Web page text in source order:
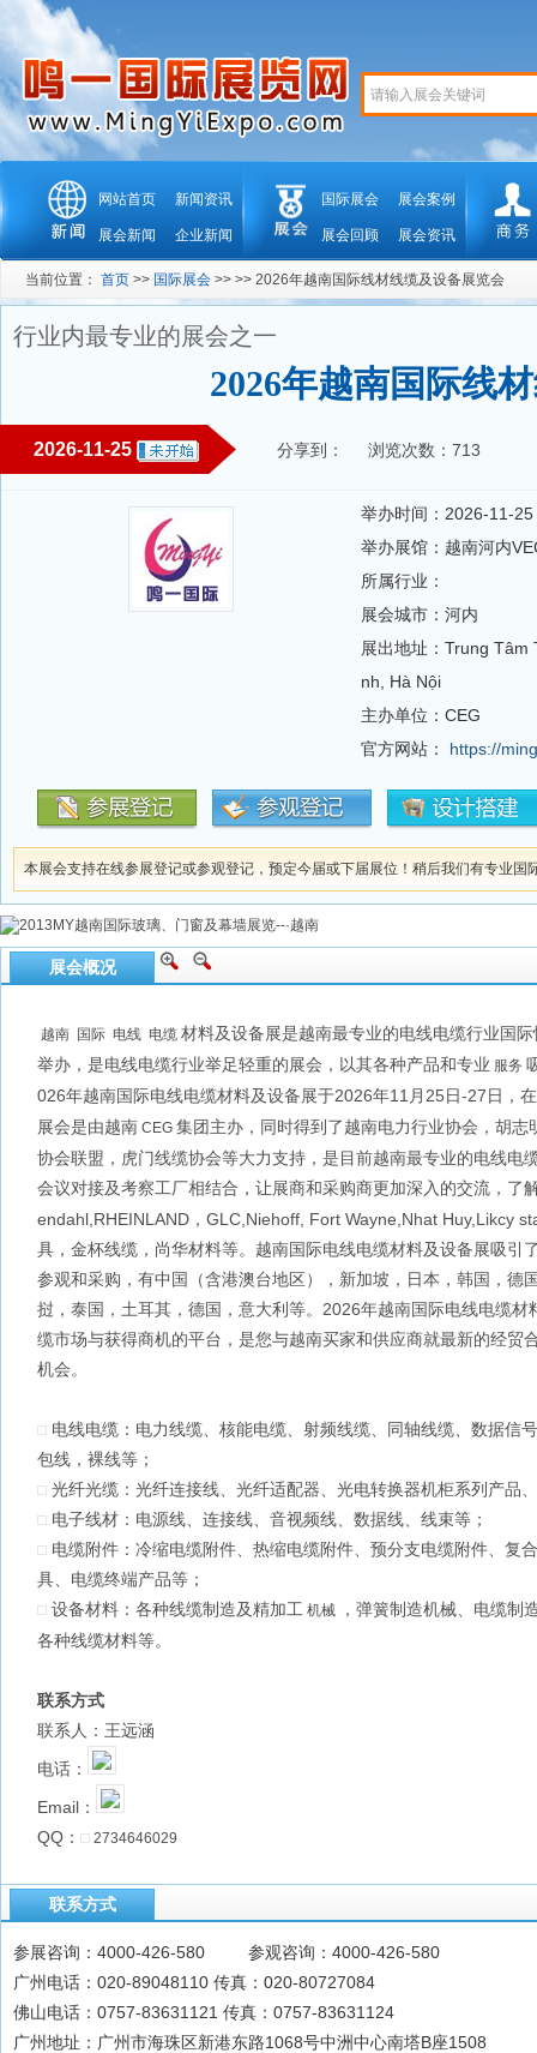
网站首页 新闻资讯
展会新闻 企业新闻
国际展会 展会案例
展会回顾 展会资讯
当前位置： 首页 >> 国际展会 >> >> 2026年越南国际线材线缆及设备展览会
行业内最专业的展会之一
2026年越南国际线
2026-11-25 分享到： 浏览次数：713
举办时间：2026-11-
举办展馆：越南河内
所属行业：
展会城市：河内
展出地址：Trung
nh, Hà Nội
主办单位：CEG
官方网站： https://
本展会支持在线参展登记或参观登记，预定今届或下届展位！稍后我们有专业国
展会概况
越南 国际 电线 电缆 材料及设备展是越南最专业的电线电缆行业国
举办，是电线电缆行业举足轻重的展会，以其各种产品和专业 服务
026年越南国际电线电缆材料及设备展于2026年11月25日-27日，
展会是由越南 CEG 集团主办，同时得到了越南电力行业协会，胡
协会联盟，虎门线缆协会等大力支持，是目前越南最专业的电线电
会议对接及考察工厂相结合，让展商和采购商更加深入的交流，了
endahl,RHEINLAND，GLC,Niehoff, Fort Wayne,Nhat Huy,Likcy
具，金杯线缆，尚华材料等。越南国际电线电缆材料及设备展吸引
参观和采购，有中国（含港澳台地区），新加坡，日本，韩国，德
挝，泰国，土耳其，德国，意大利 等。2026年越南国际电线电缆材
缆市场与获得商机的平台，是您与越南买家和供应商就最新的经贸
机会。
电线电缆：电力线缆、核能电缆、射频线缆、同轴线缆、数据信
包线，裸线等；
光纤光缆：光纤连接线、光纤适配器、光电转换器机柜系列产品
电子线材：电源线、连接线、音视频线、数据线、线束等；
电缆附件：冷缩电缆附件、热缩电缆附件、预分支电缆附件、复
具、电缆终端产品等；
设备材料：各种线缆制造及精加工 机械
，弹簧制造机械、电缆制
各种线缆材料等。
联系方式
联系人：王远涵
电话：
Email：
QQ：
2734646029
联系方式
参展咨询：4000-426-580 参观咨询：4000-426-580
广州电话：020-89048110 传真：020-80727084
佛山电话：0757-83631121 传真：0757-83631124
广州地址：广州市海珠区新港东路1068号中洲中心南塔B座1508